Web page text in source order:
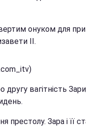
онуком для
II.
вагітність
престолу. Зара і її